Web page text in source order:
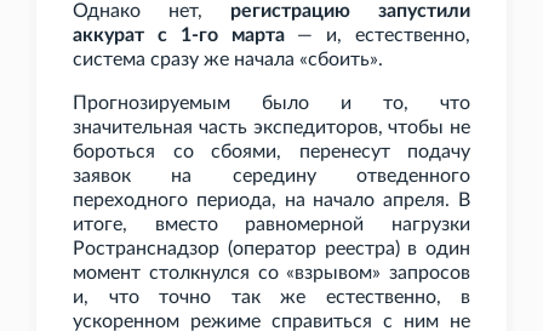
Однако нет, регистрацию запустили
аккурат с 1-го марта— и, естественно,
система сразу же начала «сбоить».
Прогнозируемым было и то, что
значительная часть экспедиторов, чтобы не
бороться со сбоями, перенесут подачу
заявок на середину отведенного
переходного периода, на начало апреля. В
итоге, вместо равномерной нагрузки
Ространснадзор (оператор реестра) в один
момент столкнулся со «взрывом» запросов
и, что точно так же естественно, в
ускоренном режиме справиться с ним не